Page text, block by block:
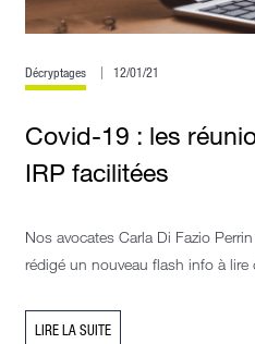
Décryptages 12/01/21
Covid-19 : les
IRP facilitées
Nos avocates Carla Di Fazio
rédigé un nouveau flash info à
LIRE LA SUITE